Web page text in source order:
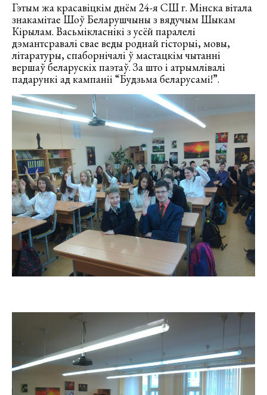
Гэтым жа красавіцкім днём 24-я СШ г. Мінска вітала
знакамітае Шоў Беларушчыны з вядучым Шыкам
Кірылам. Васьмікласнікі з усёй паралелі
дэмантсравалі свае веды роднай гісторыі, мовы,
літаратуры, спаборнічалі ў мастацкім чытанні
вершаў беларускіх паэтаў. За што і атрымлівалі
падарункі ад кампаніі “Будзьма беларусамі!”.